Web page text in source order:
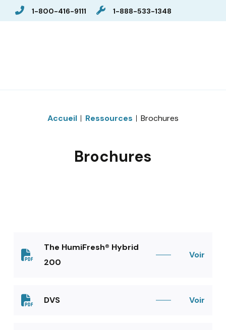
1-800-416-9111 1-888-533-1348
Accueil Ressources Brochures
Brochures
The HumiFresh® Hybrid
200
Voir
DVS Voir